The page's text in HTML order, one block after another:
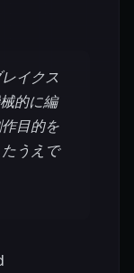
イクス
的に編
目的を
うえで